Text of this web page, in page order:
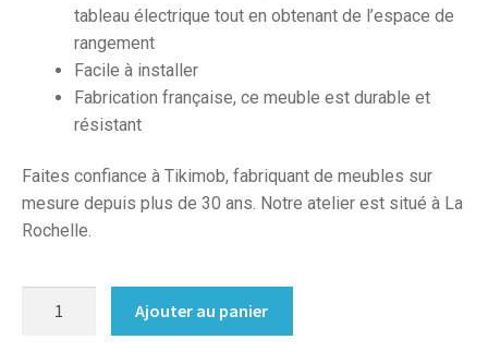
tableau électrique tout en obtenant de l’espace de
rangement
Facile à installer
Fabrication française, ce meuble est durable et
résistant
Faites confiance à Tikimob, fabriquant de meubles sur
mesure depuis plus de 30 ans. Notre atelier est situé à La
Rochelle.
Ajouter au panier